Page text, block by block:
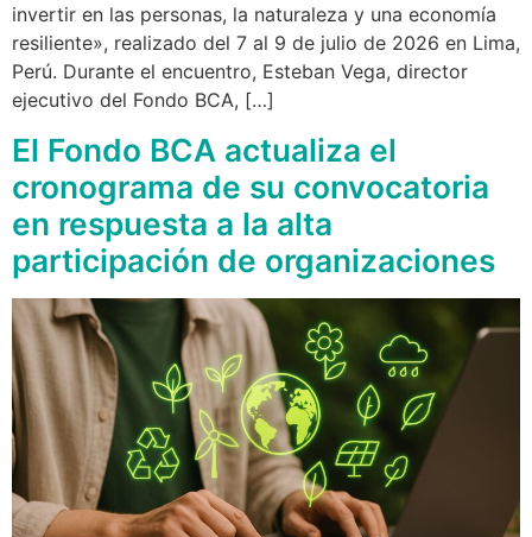
invertir en las personas, la naturaleza y una economía
resiliente», realizado del 7 al 9 de julio de 2026 en Lima,
Perú. Durante el encuentro, Esteban Vega, director
ejecutivo del Fondo BCA, […]
El Fondo BCA actualiza el
cronograma de su convocatoria
en respuesta a la alta
participación de organizaciones